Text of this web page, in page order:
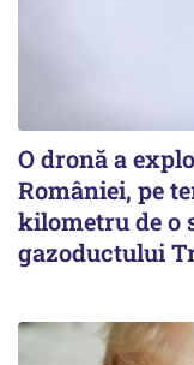
O dronă a
României, pe
kilometru de o
gazoductului